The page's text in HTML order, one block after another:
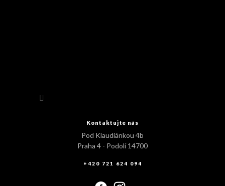
Kontaktujte nás
Pod Klaudiánkou 4b
Praha 4 - Podolí 14700
+420 721 624 094